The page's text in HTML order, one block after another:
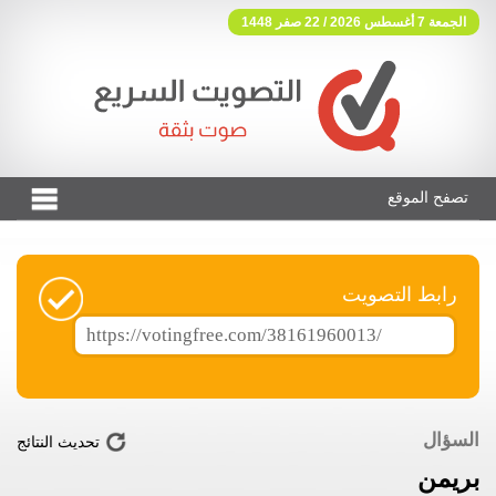
الجمعة 7 أغسطس 2026 / 22 صفر 1448
فوتنج فري موقع تصويت مجاني
تصفح الموقع
رابط التصويت
السؤال
بريمن
تحديث النتائج